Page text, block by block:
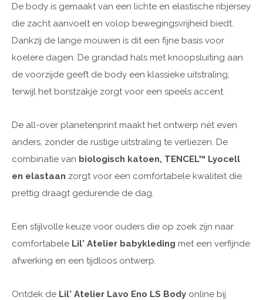
De body is gemaakt van een lichte en elastische ribjersey
die zacht aanvoelt en volop bewegingsvrijheid biedt.
Dankzij de lange mouwen is dit een fijne basis voor
koelere dagen. De grandad hals met knoopsluiting aan
de voorzijde geeft de body een klassieke uitstraling,
terwijl het borstzakje zorgt voor een speels accent.
De all-over planetenprint maakt het ontwerp nét even
anders, zonder de rustige uitstraling te verliezen. De
combinatie van biologisch katoen, TENCEL™ Lyocell
en elastaan zorgt voor een comfortabele kwaliteit die
prettig draagt gedurende de dag.
Een stijlvolle keuze voor ouders die op zoek zijn naar
comfortabele Lil' Atelier babykleding met een verfijnde
afwerking en een tijdloos ontwerp.
Ontdek de Lil' Atelier Lavo Eno LS Body online bij